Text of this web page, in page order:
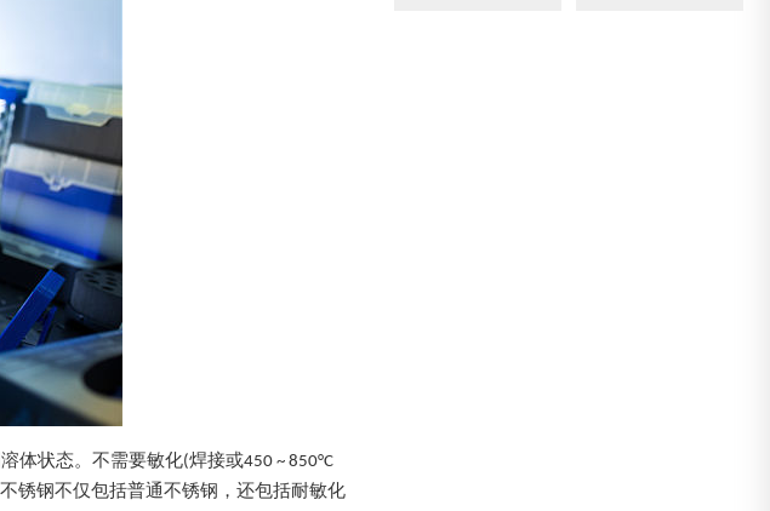
体状态。不需要敏化(焊接或450 ~ 850°C
锈钢不仅包括普通不锈钢，还包括耐敏化